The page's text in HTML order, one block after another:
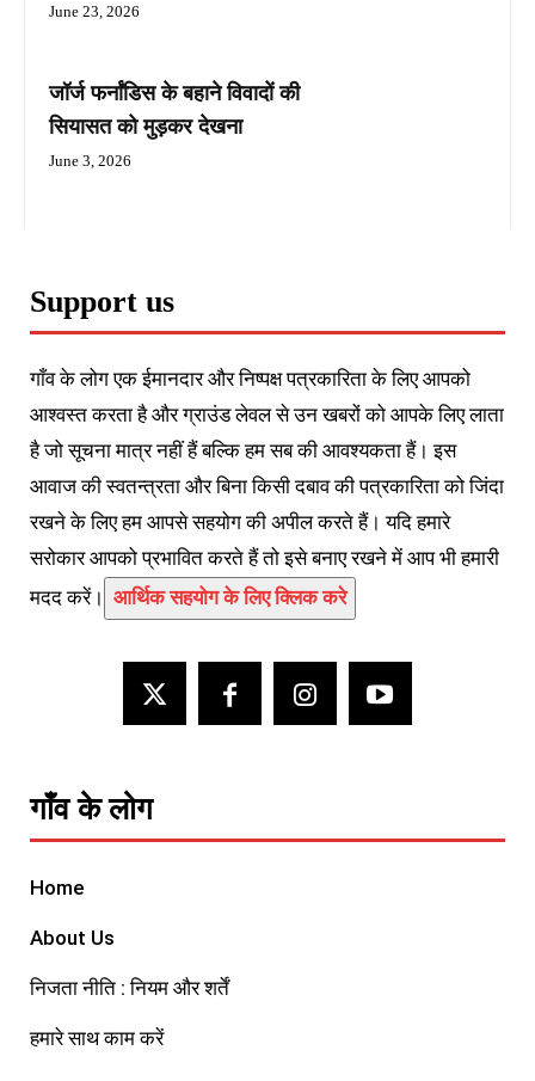
June 23, 2026
जॉर्ज फर्नांडिस के बहाने विवादों की
सियासत को मुड़कर देखना
June 3, 2026
Support us
गाँव के लोग एक ईमानदार और निष्पक्ष पत्रकारिता के लिए आपको
आश्वस्त करता है और ग्राउंड लेवल से उन खबरों को आपके लिए लाता
है जो सूचना मात्र नहीं हैं बल्कि हम सब की आवश्यकता हैं। इस
आवाज की स्वतन्त्रता और बिना किसी दबाव की पत्रकारिता को जिंदा
रखने के लिए हम आपसे सहयोग की अपील करते हैं। यदि हमारे
सरोकार आपको प्रभावित करते हैं तो इसे बनाए रखने में आप भी हमारी
मदद करें। आर्थिक सहयोग के लिए क्लिक करे
गाँव के लोग
Home
About Us
निजता नीति : नियम और शर्तें
हमारे साथ काम करें